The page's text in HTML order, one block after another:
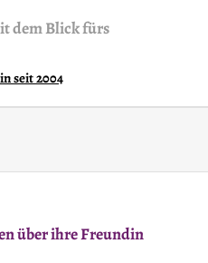
dem Blick fürs
seit 2004
über ihre Freundin